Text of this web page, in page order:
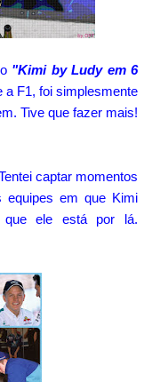
"Kimi by Ludy em 6
F1, foi simplesmente
Tive que fazer mais!
captar momentos
equipes em que Kimi
ele está por lá.